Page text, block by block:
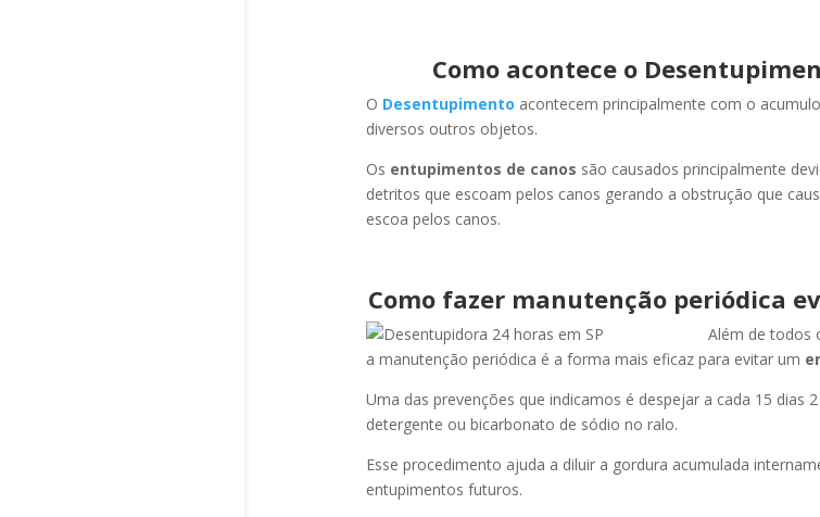
Como acontece o
O Desentupimento acontecem principalmente com o
diversos outros objetos.
Os entupimentos de canos são causados principalmente
detritos que escoam pelos canos gerando a obstrução que
escoa pelos canos.
Como fazer manutenção periódica
Além de todos
a manutenção periódica é a forma mais eficaz para evitar um
Uma das prevenções que indicamos é despejar a cada 15 dias
detergente ou bicarbonato de sódio no ralo.
Esse procedimento ajuda a diluir a gordura acumulada
entupimentos futuros.